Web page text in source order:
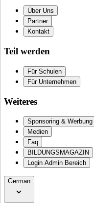
Über Uns
Partner
Kontakt
Teil werden
Für Schulen
Für Unternehmen
Weiteres
Sponsoring & Werbung
Medien
Faq
BILDUNGSMAGAZIN
Login Admin Bereich
German